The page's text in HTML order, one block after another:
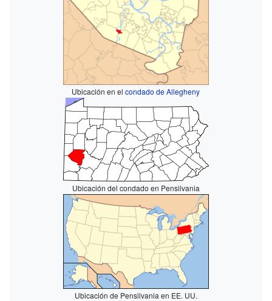
Ubicación en elcondado de Allegheny
Ubicación del condado en Pensilvania
Ubicación de Pensilvania en EE. UU.